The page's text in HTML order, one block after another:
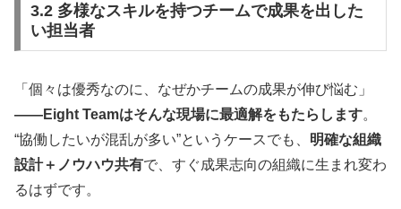
3.2 多様なスキルを持つチームで成果を出した
い担当者
「個々は優秀なのに、なぜかチームの成果が伸び悩む」
——Eight Teamはそんな現場に最適解をもたらします。
“協働したいが混乱が多い”というケースでも、 明確な組織
設計＋ノウハウ共有で、すぐ成果志向の組織に生まれ変わ
るはずです。